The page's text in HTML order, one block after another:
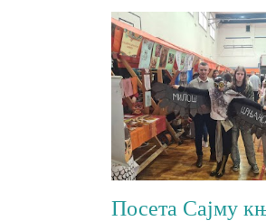
Посета Сајму